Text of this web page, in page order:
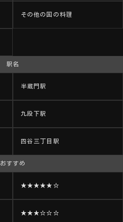
その他の国の料理
駅名
半蔵門駅
九段下駅
四谷三丁目駅
おすすめ
★★★★★☆
★★★☆☆☆